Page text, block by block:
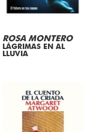
ROSA MONTERO
LÁGRIMAS EN AL
LLUVIA